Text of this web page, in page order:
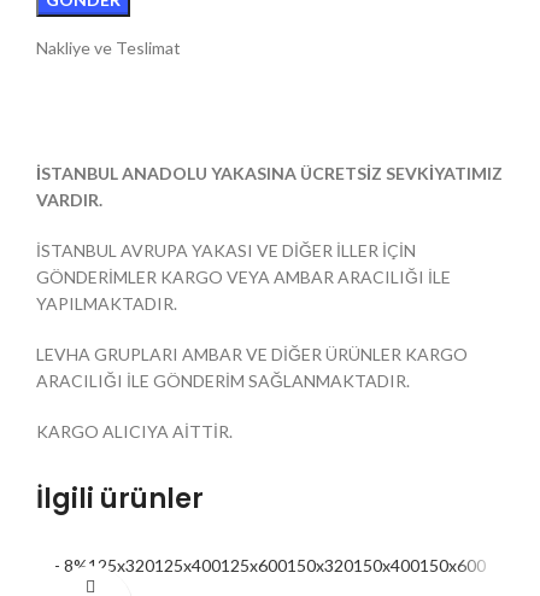
Nakliye ve Teslimat
İSTANBUL ANADOLU YAKASINA ÜCRETSİZ SEVKİYATIMIZ
VARDIR.
İSTANBUL AVRUPA YAKASI VE DİĞER İLLER İÇİN
GÖNDERİMLER KARGO VEYA AMBAR ARACILIĞI İLE
YAPILMAKTADIR.
LEVHA GRUPLARI AMBAR VE DİĞER ÜRÜNLER KARGO
ARACILIĞI İLE GÖNDERİM SAĞLANMAKTADIR.
KARGO ALICIYA AİTTİR.
İlgili ürünler
- 8%125x320125x400125x600150x320150x400150x600